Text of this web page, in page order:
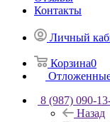
Контакты
Личный
Корзина0
8 (987) 090-
Назад